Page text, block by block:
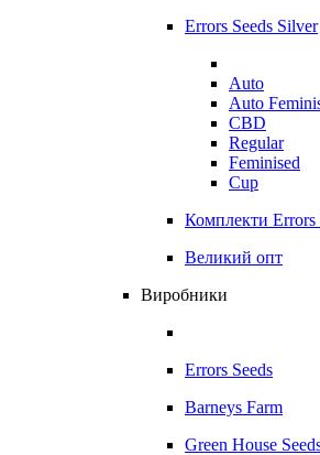
Errors Seeds Silver
Auto
Auto
CBD
Regular
Feminised
Cup
Комплекти Errors
Великий опт
Виробники
Errors Seeds
Barneys Farm
Green House